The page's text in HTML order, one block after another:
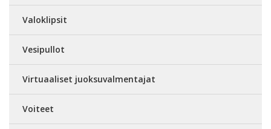
Valoklipsit
Vesipullot
Virtuaaliset juoksuvalmentajat
Voiteet